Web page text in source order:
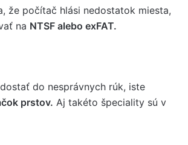
že počítač hlási nedostatok miesta,
na NTSF alebo exFAT.
do nesprávnych rúk, iste
prstov. Aj takéto špeciality sú v